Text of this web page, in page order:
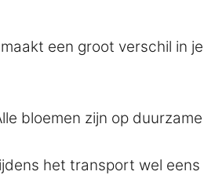
een groot verschil in
bloemen zijn op
het transport wel